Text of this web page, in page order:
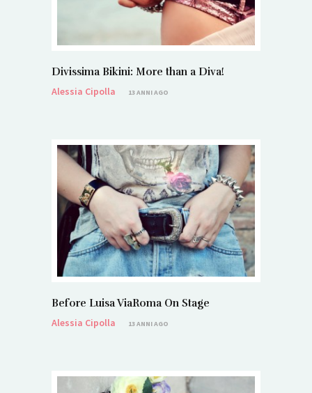
Divissima Bikini: More than a Diva!
Alessia Cipolla
13 ANNI AGO
Before Luisa ViaRoma On Stage
Alessia Cipolla
13 ANNI AGO